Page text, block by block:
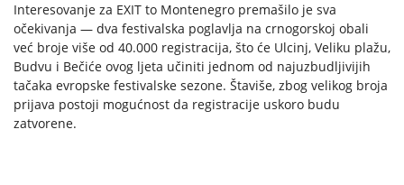
Interesovanje za EXIT to Montenegro premašilo je sva
očekivanja — dva festivalska poglavlja na crnogorskoj obali
već broje više od 40.000 registracija, što će Ulcinj, Veliku plažu,
Budvu i Bečiće ovog ljeta učiniti jednom od najuzbudljivijih
tačaka evropske festivalske sezone. Štaviše, zbog velikog broja
prijava postoji mogućnost da registracije uskoro budu
zatvorene.